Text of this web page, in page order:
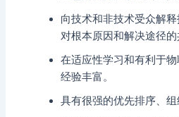
向技术和非技术受众解
对根本原因和解决途径的
在适应性学习和有利于
经验丰富。
具有很强的优先排序、